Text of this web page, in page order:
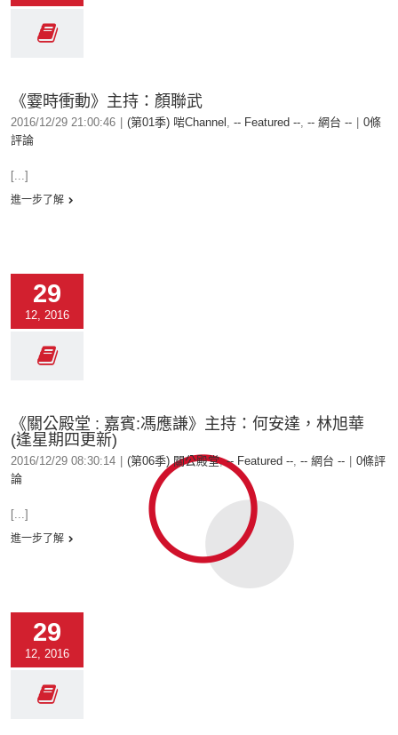
《霎時衝動》主持：顏聯武
2016/12/29 21:00:46 (第01季) 啱Channel , -- Featured --, -- 網台 --
0條
評論
[...]
進一步了解
29
12, 2016
《關公殿堂 : 嘉賓:馮應謙》主持：何安達，林旭華
(逢星期四更新)
2016/12/29 08:30:14 (第06季) 關公殿堂,-- Featured --, -- 網台 --
0條評
論
[...]
進一步了解
29
12, 2016